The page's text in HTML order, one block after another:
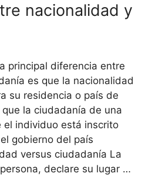
nacionalidad y
principal diferencia entre
es que la nacionalidad
su residencia o país de
la ciudadanía de una
el individuo está inscrito
gobierno del país
versus ciudadanía La
declare su lugar …